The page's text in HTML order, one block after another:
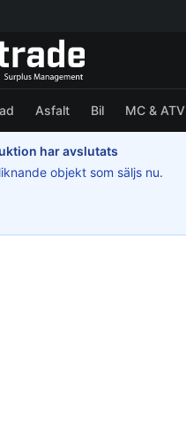
Asfalt Bil MC & ATV
har avslutats
objekt som säljs nu.